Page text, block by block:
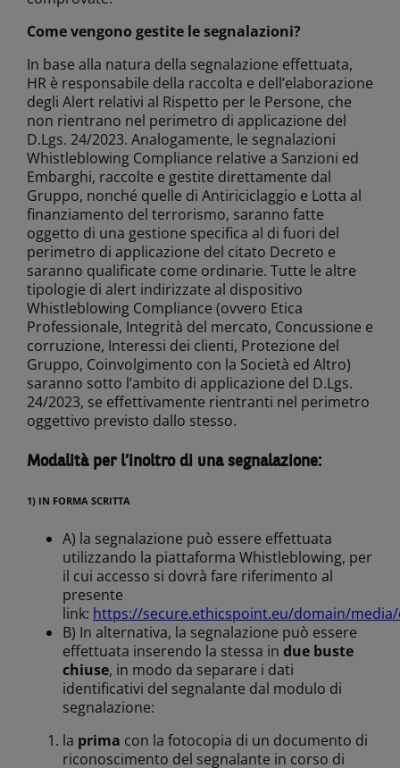
Come vengono gestite le segnalazioni? ​
In base alla natura della segnalazione effettuata,
HR è responsabile della raccolta e dell’elaborazione
degli Alert relativi al Rispetto per le Persone, che
non rientrano nel perimetro di applicazione del
D.Lgs. 24/2023. Analogamente, le segnalazioni
Whistleblowing Compliance relative a Sanzioni ed
Embarghi, raccolte e gestite direttamente dal
Gruppo, nonché quelle di Antiriciclaggio e Lotta al
finanziamento del terrorismo, saranno fatte
oggetto di una gestione specifica al di fuori del
perimetro di applicazione del citato Decreto e
saranno qualificate come ordinarie. Tutte le altre
tipologie di alert indirizzate al dispositivo
Whistleblowing Compliance (ovvero Etica
Professionale, Integrità del mercato, Concussione e
corruzione, Interessi dei clienti, Protezione del
Gruppo, Coinvolgimento con la Società ed Altro)
saranno sotto l’ambito di applicazione del D.Lgs.
24/2023, se effettivamente rientranti nel perimetro
oggettivo previsto dallo stesso.
Modalità per l’inoltro di una segnalazione:
1) IN FORMA SCRITTA
A) la segnalazione può essere effettuata
utilizzando la piattaforma Whistleblowing, per
il cui accesso si dovrà fare riferimento al
presente
link: https://secure.ethicspoint.eu/domain/
B) In alternativa, la segnalazione può essere
effettuata inserendo la stessa in due buste
chiuse, in modo da separare i dati
identificativi del segnalante dal modulo di
segnalazione:
la prima con la fotocopia di un documento di
riconoscimento del segnalante in corso di